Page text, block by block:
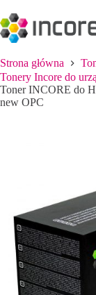
do
treści
Strona główna
Tonery Incore do
Toner INCORE do
new OPC